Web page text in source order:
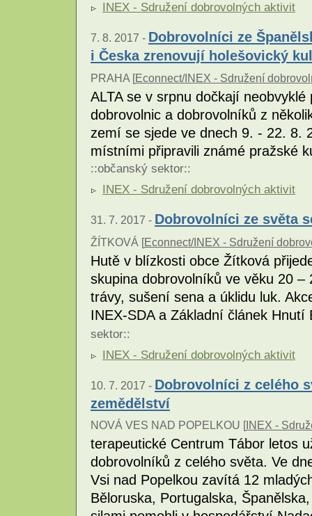
INEX - Sdružení dobrovolných aktivit
7. 8. 2017 - Dobrovolníci ze
i Česka zrenovují holešovický
PRAHA [Econnect/INEX - Sdružení
ALTA se v srpnu dočkají
dobrovolnic a dobrovolníků z
zemí se sjede ve dnech 9. - 22. 8.
místními připravili známé pražské
::občanský sektor::
INEX - Sdružení dobrovolných aktivit
31. 7. 2017 - Dobrovolníci ze světa
ŽÍTKOVÁ [Econnect/INEX - Sdružení
Hutě v blízkosti obce Žítková
skupina dobrovolníků ve věku 20
trávy, sušení sena a úklidu luk.
INEX-SDA a Základní článek
sektor::
INEX - Sdružení dobrovolných aktivit
10. 7. 2017 - Dobrovolníci z celého
zemědělství
NOVÁ VES NAD POPELKOU [INEX -
terapeutické Centrum Tábor letos
dobrovolníků z celého světa. Ve
Vsi nad Popelkou zavítá 12
Běloruska, Portugalska,